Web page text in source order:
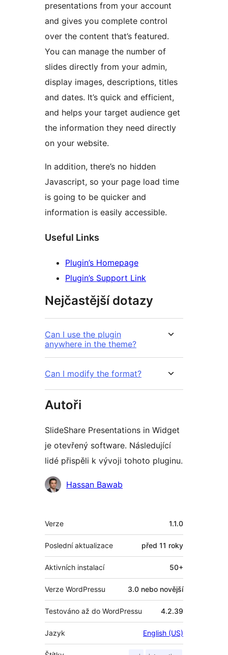
presentations from your account
and gives you complete control
over the content that’s featured.
You can manage the number of
slides directly from your admin,
display images, descriptions, titles
and dates. It’s quick and efficient,
and helps your target audience get
the information they need directly
on your website.
In addition, there’s no hidden
Javascript, so your page load time
is going to be quicker and
information is easily accessible.
Useful Links
Plugin’s Homepage
Plugin’s Support Link
Nejčastější dotazy
Can I use the plugin
anywhere in the theme?
Can I modify the format?
Autoři
SlideShare Presentations in Widget
je otevřený software. Následující
lidé přispěli k vývoji tohoto pluginu.
Spolupracovníci
Hassan Bawab
Meta
Verze 1.1.0
Poslední aktualizace před 11 roky
Aktivních instalací 50+
Verze WordPressu 3.0 nebo novější
Testováno až do WordPressu 4.2.39
Jazyk English (US)